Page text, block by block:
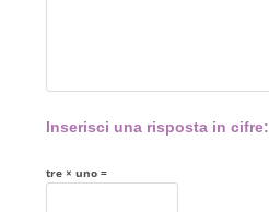
Inserisci una risposta in cifre:
tre × uno =